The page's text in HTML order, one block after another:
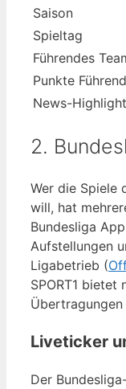
Saison
Spieltag
Führendes
Punkte
News-Highlight
2.
Wer die Spiele
will, hat
Bundesliga
Aufstellungen
Ligabetrieb (
SPORT1
Liveticker
Der